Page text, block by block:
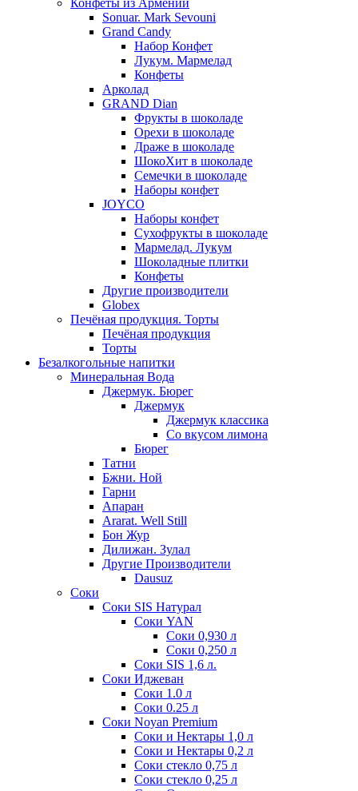
Конфеты из Армении
Sonuar. Mark Sevouni
Grand Candy
Набор Конфет
Лукум. Мармелад
Конфеты
Арколад
GRAND Dian
Фрукты в шоколаде
Орехи в шоколаде
Драже в шоколаде
ШокоХит в шоколаде
Семечки в шоколаде
Наборы конфет
JOYCO
Наборы конфет
Сухофрукты в шоколаде
Мармелад. Лукум
Шоколадные плитки
Конфеты
Другие производители
Globex
Печёная продукция. Торты
Печёная продукция
Торты
Безалкогольные напитки
Минеральная Вода
Джермук. Бюрег
Джермук
Джермук классика
Со вкусом лимона
Бюрег
Татни
Бжни. Ной
Гарни
Апаран
Ararat. Well Still
Бон Жур
Дилижан. Зулал
Другие Производители
Dausuz
Соки
Соки SIS Натурал
Соки YAN
Соки 0,930 л
Соки 0,250 л
Соки SIS 1,6 л.
Соки Иджеван
Соки 1.0 л
Соки 0.25 л
Соки Noyan Premium
Соки и Нектары 1,0 л
Соки и Нектары 0,2 л
Соки стекло 0,75 л
Соки стекло 0,25 л